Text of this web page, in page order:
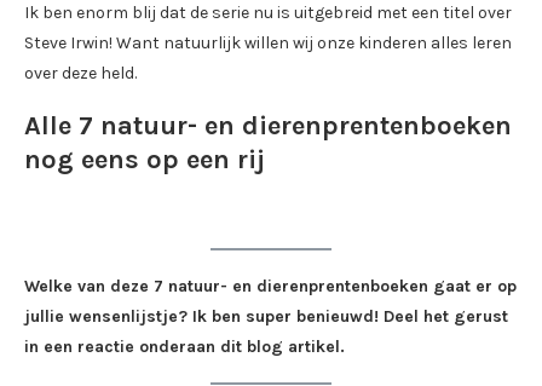
Ik ben enorm blij dat de serie nu is uitgebreid met een titel over
Steve Irwin! Want natuurlijk willen wij onze kinderen alles leren
over deze held.
Alle 7 natuur- en dierenprentenboeken
nog eens op een rij
Welke van deze 7 natuur- en dierenprentenboeken gaat er op
jullie wensenlijstje? Ik ben super benieuwd! Deel het gerust
in een reactie onderaan dit blog artikel.